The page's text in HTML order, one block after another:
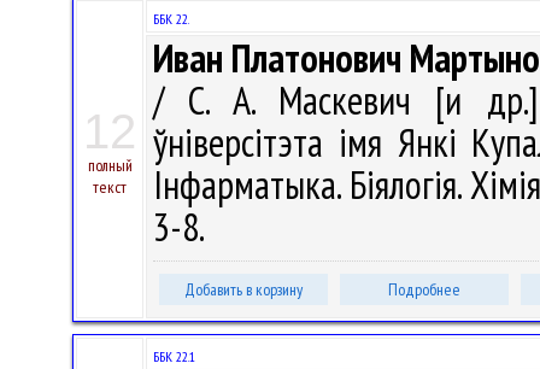
12
полный
текст
ББК 22.
Иван Платонович
/ С. А. Маскевич [и др.]
ўніверсітэта імя Янкі
Інфарматыка. Біялогія.
3-8.
Добавить в корзину Подробнее
ББК 22.1